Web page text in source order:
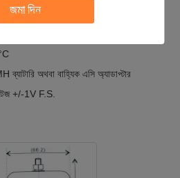
জমা দিন
এফএস (১০০% এলার্ম এলইডি ফ্ল্যাশ)
অথবা বাহ্যিক এসি অ্যাডাপ্টার
+/-1V F.S.